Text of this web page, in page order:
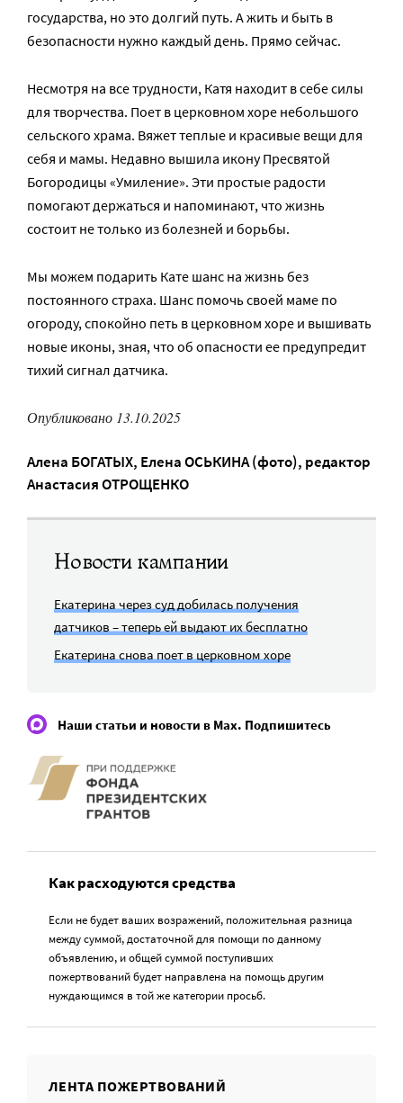
государства, но это долгий путь. А жить и быть в
безопасности нужно каждый день. Прямо сейчас.
Несмотря на все трудности, Катя находит в себе силы
для творчества. Поет в церковном хоре небольшого
сельского храма. Вяжет теплые и красивые вещи для
себя и мамы. Недавно вышила икону Пресвятой
Богородицы «Умиление». Эти простые радости
помогают держаться и напоминают, что жизнь
состоит не только из болезней и борьбы.
Мы можем подарить Кате шанс на жизнь без
постоянного страха. Шанс помочь своей маме по
огороду, спокойно петь в церковном хоре и вышивать
новые иконы, зная, что об опасности ее предупредит
тихий сигнал датчика.
Опубликовано 13.10.2025
Алена БОГАТЫХ, Елена ОСЬКИНА (фото), редактор
Анастасия ОТРОЩЕНКО
Новости кампании
Екатерина через суд добилась получения
датчиков – теперь ей выдают их бесплатно
Екатерина снова поет в церковном хоре
Наши статьи и новости в Max. Подпишитесь
Как расходуются средства
Если не будет ваших возражений, положительная разница
между суммой, достаточной для помощи по данному
объявлению, и общей суммой поступивших
пожертвований будет направлена на помощь другим
нуждающимся в той же категории просьб.
ЛЕНТА ПОЖЕРТВОВАНИЙ